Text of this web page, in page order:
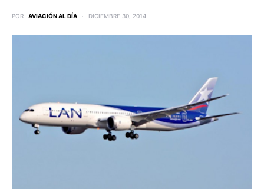
POR AVIACIÓN AL DÍA DICIEMBRE 30, 2014